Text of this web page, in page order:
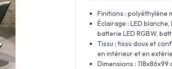
Finitions : polyéthylène
Éclairage : LED blanche,
batterie LED RGBW,
Tissu : tissu doux et
en intérieur et en
Dimensions : 118x86x99